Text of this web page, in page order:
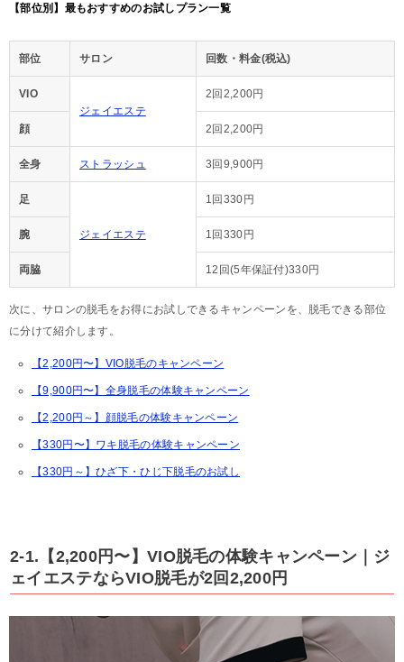
【部位別】最もおすすめのお試しプラン一覧
部位 サロン 回数・料金(税込)
VIO
ジェイエステ
2回2,200円
顔 2回2,200円
全身 ストラッシュ 3回9,900円
足
ジェイエステ
1回330円
腕 1回330円
両脇 12回(5年保証付)330円
次に、サロンの脱毛をお得にお試しできるキャンペーンを、脱毛できる部位
に分けて紹介します。
【2,200円〜】VIO脱毛のキャンペーン
【9,900円〜】全身脱毛の体験キャンペーン
【2,200円～】顔脱毛の体験キャンペーン
【330円〜】ワキ脱毛の体験キャンペーン
【330円～】ひざ下・ひじ下脱毛のお試し
2-1.【2,200円〜】VIO脱毛の体験キャンペーン｜ジ
ェイエステならVIO脱毛が2回2,200円